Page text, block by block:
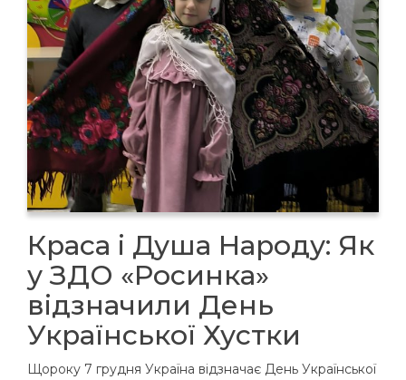
Краса і Душа Народу: Як
у ЗДО «Росинка»
відзначили День
Української Хустки
Щороку 7 грудня Україна відзначає День Української